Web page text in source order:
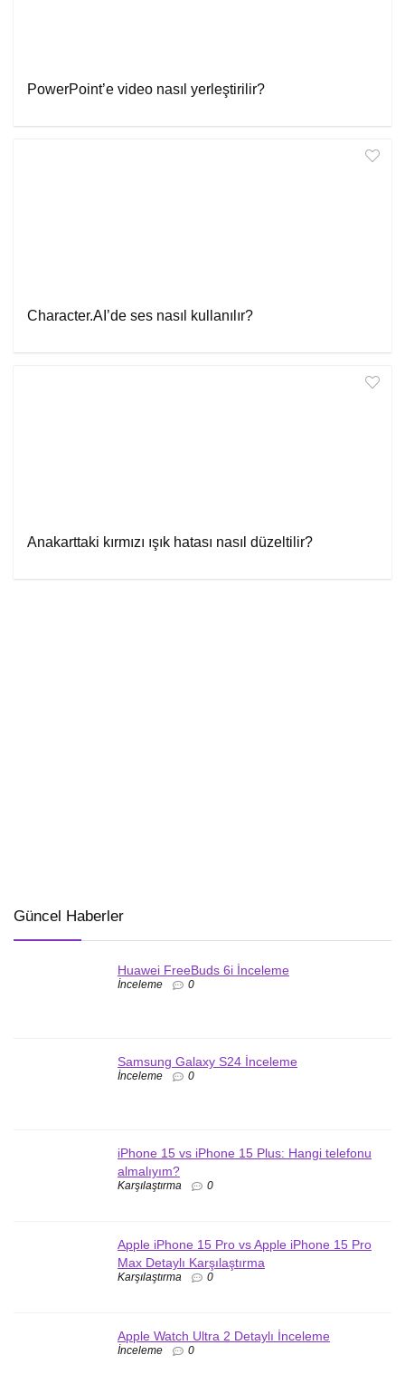
PowerPoint’e video nasıl yerleştirilir?
Character.AI’de ses nasıl kullanılır?
Anakarttaki kırmızı ışık hatası nasıl düzeltilir?
Güncel Haberler
Huawei FreeBuds 6i İnceleme
İnceleme 0
Samsung Galaxy S24 İnceleme
İnceleme 0
iPhone 15 vs iPhone 15 Plus: Hangi telefonu
almalıyım?
Karşılaştırma 0
Apple iPhone 15 Pro vs Apple iPhone 15 Pro
Max Detaylı Karşılaştırma
Karşılaştırma 0
Apple Watch Ultra 2 Detaylı İnceleme
İnceleme 0